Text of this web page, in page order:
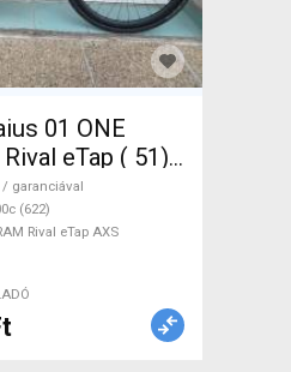
01 ONE
eTap ( 51)
Rival eTap
új / garanciával
/ garanciával
(622)
Rival eTap AXS